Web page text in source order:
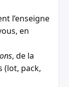
l’enseigne
en
, de la
(lot, pack,